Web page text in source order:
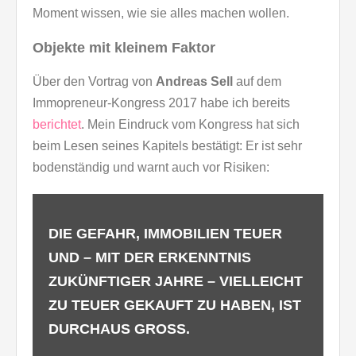
Moment wissen, wie sie alles machen wollen.
Objekte mit kleinem Faktor
Über den Vortrag von Andreas Sell
auf dem
Immopreneur-Kongress 2017 habe ich bereits
berichtet. Mein Eindruck vom Kongress hat sich
beim Lesen seines Kapitels bestätigt: Er ist sehr
bodenständig und warnt auch vor Risiken:
DIE GEFAHR, IMMOBILIEN TEUER
UND – MIT DER ERKENNTNIS
ZUKÜNFTIGER JAHRE – VIELLEICHT
ZU TEUER GEKAUFT ZU HABEN, IST
DURCHAUS GROSS.